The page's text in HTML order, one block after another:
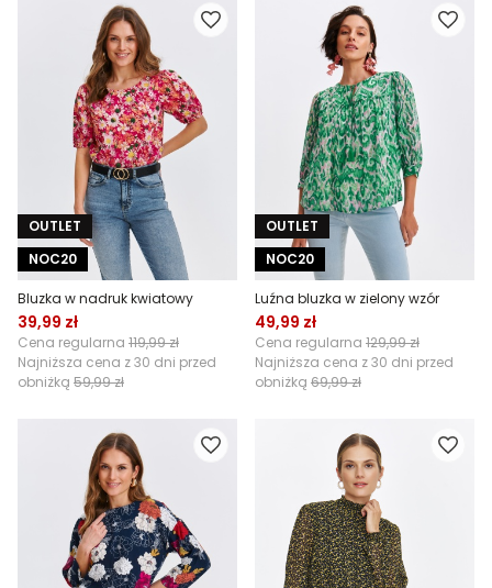
OUTLET
NOC20
Bluzka w nadruk kwiatowy
39,99 zł
Cena regularna 119,99 zł
Najniższa cena z 30 dni przed
obniżką 59,99 zł
OUTLET
NOC20
Luźna bluzka w zielony wzór
49,99 zł
Cena regularna 129,99 zł
Najniższa cena z 30 dni przed
obniżką 69,99 zł